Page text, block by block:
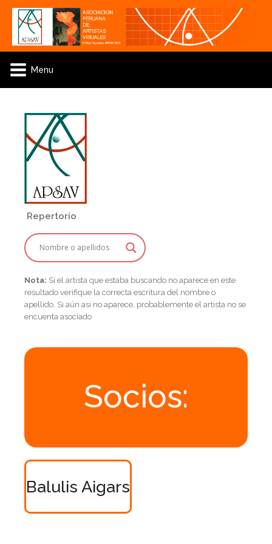
Menu
Repertorio
Nota: Si el artista que estaba buscando no aparece en este
resultado verifique la correcta escritura del nombre o
apellido. Si aún asi no aparece, probablemente el artista no se
encuenta asociado
Socios:
Balulis Aigars